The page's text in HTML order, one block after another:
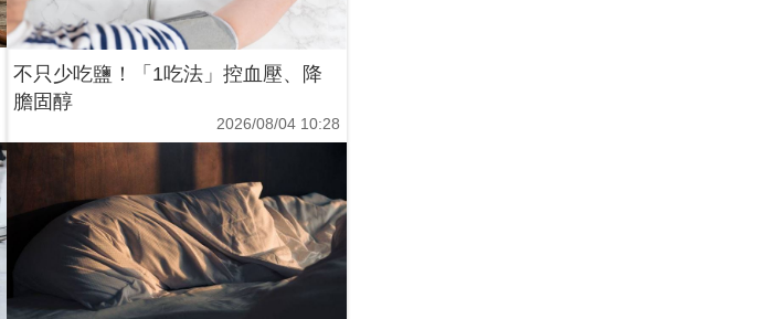
不只少吃鹽！「1吃法」控血壓、降
膽固醇
2026/08/04 10:28